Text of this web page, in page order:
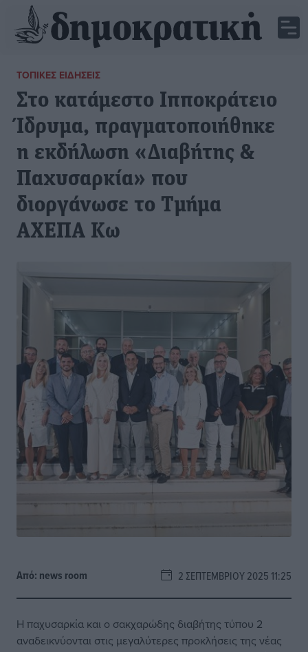
ΤΟΠΙΚΈΣ ΕΙΔΉΣΕΙΣ
Στο κατάμεστο Ιπποκράτειο
Ίδρυμα, πραγματοποιήθηκε
η εκδήλωση «Διαβήτης &
Παχυσαρκία» που
διοργάνωσε το Τμήμα
ΑΧΕΠΑ Κω
Από: news room 2 ΣΕΠΤΕΜΒΡΊΟΥ 2025 11:25
Η παχυσαρκία και ο σακχαρώδης διαβήτης τύπου 2
αναδεικνύονται στις μεγαλύτερες προκλήσεις της νέας